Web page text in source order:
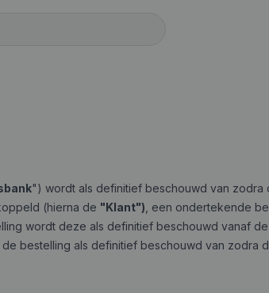
") wordt als definitief beschouwd van zodra
(hierna de "Klant") een ondertekende
wordt deze als definitief beschouwd vanaf
bestelling als definitief beschouwd van zodra